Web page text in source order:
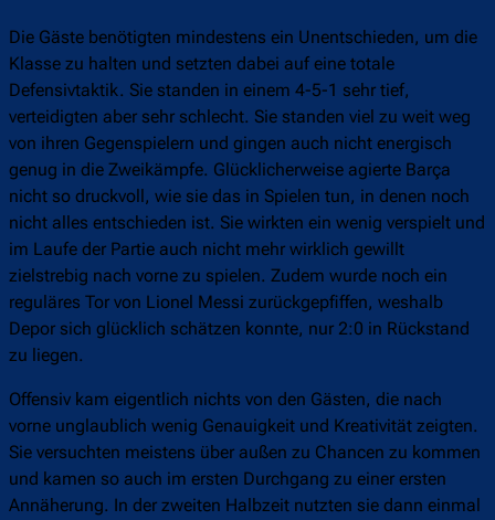
Die Gäste benötigten mindestens ein Unentschieden, um die
Klasse zu halten und setzten dabei auf eine totale
Defensivtaktik. Sie standen in einem 4-5-1 sehr tief,
verteidigten aber sehr schlecht. Sie standen viel zu weit weg
von ihren Gegenspielern und gingen auch nicht energisch
genug in die Zweikämpfe. Glücklicherweise agierte Barça
nicht so druckvoll, wie sie das in Spielen tun, in denen noch
nicht alles entschieden ist. Sie wirkten ein wenig verspielt und
im Laufe der Partie auch nicht mehr wirklich gewillt
zielstrebig nach vorne zu spielen. Zudem wurde noch ein
reguläres Tor von Lionel Messi zurückgepfiffen, weshalb
Depor sich glücklich schätzen konnte, nur 2:0 in Rückstand
zu liegen.
Offensiv kam eigentlich nichts von den Gästen, die nach
vorne unglaublich wenig Genauigkeit und Kreativität zeigten.
Sie versuchten meistens über außen zu Chancen zu kommen
und kamen so auch im ersten Durchgang zu einer ersten
Annäherung. In der zweiten Halbzeit nutzten sie dann einmal